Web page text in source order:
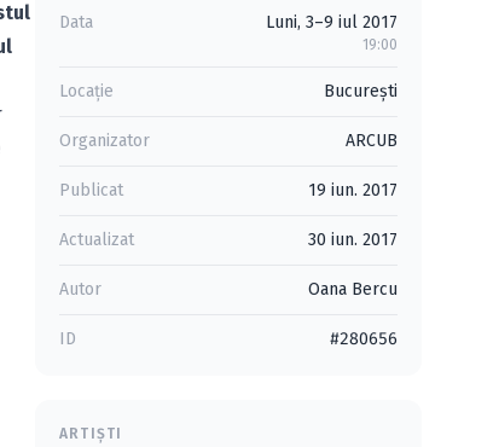
Data Luni, 3–9 iul 2017
19:00
Locație Bucureşti
Organizator ARCUB
Publicat 19 iun. 2017
Actualizat 30 iun. 2017
Autor Oana Bercu
ID #280656
ARTIȘTI